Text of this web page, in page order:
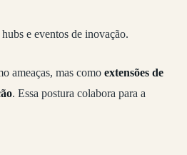
e eventos de inovação.
ameaças, mas como extensões de
. Essa postura colabora para a